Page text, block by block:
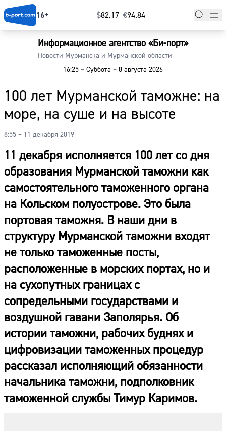
16+ $⁠82.17 €⁠94.84
Информационное агентство «Би-порт»
Новости Мурманска и Мурманской области
16:25 – Суббота – 8 августа 2026
100 лет Мурманской таможне: на
море, на суше и на высоте
8:55 – 11 декабря 2019
11 декабря исполняется 100 лет со дня
образования Мурманской таможни как
самостоятельного таможенного органа
на Кольском полуострове. Это была
портовая таможня. В наши дни в
структуру Мурманской таможни входят
не только таможенные посты,
расположенные в морских портах, но и
на сухопутных границах с
сопредельными государствами и
воздушной гавани Заполярья. Об
истории таможни, рабочих буднях и
цифровизации таможенных процедур
рассказал исполняющий обязанности
начальника таможни, подполковник
таможенной службы Тимур Каримов.
Главная
Наши гости
Фоторепортажи
Погода
Курсы валют